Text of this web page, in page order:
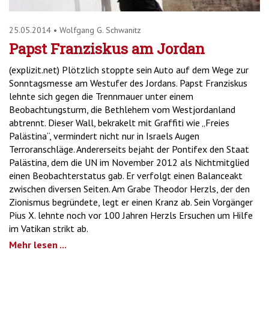
25.05.2014 • Wolfgang G. Schwanitz
Papst Franziskus am Jordan
(explizit.net) Plötzlich stoppte sein Auto auf dem Wege zur
Sonntagsmesse am Westufer des Jordans. Papst Franziskus
lehnte sich gegen die Trennmauer unter einem
Beobachtungsturm, die Bethlehem vom Westjordanland
abtrennt. Dieser Wall, bekrakelt mit Graffiti wie „Freies
Palästina“, vermindert nicht nur in Israels Augen
Terroranschläge. Andererseits bejaht der Pontifex den Staat
Palästina, dem die UN im November 2012 als Nichtmitglied
einen Beobachterstatus gab. Er verfolgt einen Balanceakt
zwischen diversen Seiten. Am Grabe Theodor Herzls, der den
Zionismus begründete, legt er einen Kranz ab. Sein Vorgänger
Pius X. lehnte noch vor 100 Jahren Herzls Ersuchen um Hilfe
im Vatikan strikt ab.
Mehr lesen ...